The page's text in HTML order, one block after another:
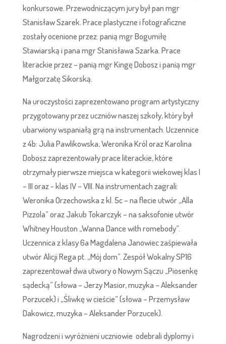
konkursowe. Przewodniczącym jury był pan mgr
Stanisław Szarek. Prace plastyczne i fotograficzne
zostały ocenione przez: panią mgr Bogumiłę
Stawiarską i pana mgr Stanisława Szarka. Prace
literackie przez – panią mgr Kingę Dobosz i panią mgr
Małgorzatę Sikorską.
Na uroczystości zaprezentowano program artystyczny
przygotowany przez uczniów naszej szkoły, który był
ubarwiony wspaniałą grą na instrumentach. Uczennice
z 4b: Julia Pawlikowska, Weronika Król oraz Karolina
Dobosz zaprezentowały prace literackie, które
otrzymały pierwsze miejsca w kategorii wiekowej klas I
– III oraz - klas IV – VIII. Na instrumentach zagrali:
Weronika Orzechowska z kl. 5c – na flecie utwór „Alla
Pizzola” oraz Jakub Tokarczyk – na saksofonie utwór
Whitney Houston „Wanna Dance with romebody”.
Uczennica z klasy 6a Magdalena Janowiec zaśpiewała
utwór Alicji Rega pt. „Mój dom”. Zespół Wokalny SP16
zaprezentował dwa utwory o Nowym Sączu „Piosenkę
sądecką” (słowa – Jerzy Masior, muzyka – Aleksander
Porzucek) i „Śliwkę w cieście” (słowa – Przemysław
Dakowicz, muzyka – Aleksander Porzucek).
Nagrodzeni i wyróżnieni uczniowie odebrali dyplomy i